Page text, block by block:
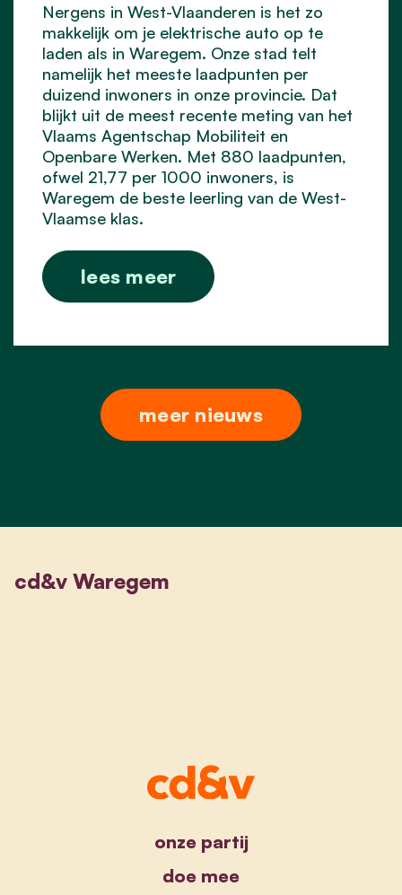
Nergens in West-Vlaanderen is het zo
makkelijk om je elektrische auto op te
laden als in Waregem. Onze stad telt
namelijk het meeste laadpunten per
duizend inwoners in onze provincie. Dat
blijkt uit de meest recente meting van het
Vlaams Agentschap Mobiliteit en
Openbare Werken. Met 880 laadpunten,
ofwel 21,77 per 1000 inwoners, is
Waregem de beste leerling van de West-
Vlaamse klas.
lees meer
meer nieuws
cd&v Waregem
onze partij
doe mee